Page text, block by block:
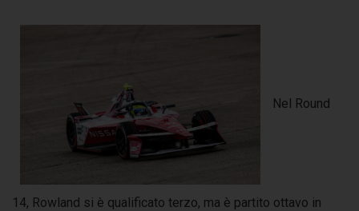
Nel Round
14, Rowland si è qualificato terzo, ma è partito ottavo in